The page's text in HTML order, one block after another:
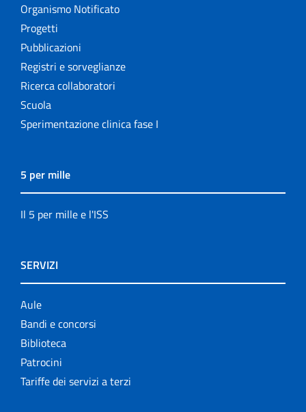
Organismo Notificato
Progetti
Pubblicazioni
Registri e sorveglianze
Ricerca collaboratori
Scuola
Sperimentazione clinica fase I
5 per mille
Il 5 per mille e l'ISS
SERVIZI
Aule
Bandi e concorsi
Biblioteca
Patrocini
Tariffe dei servizi a terzi